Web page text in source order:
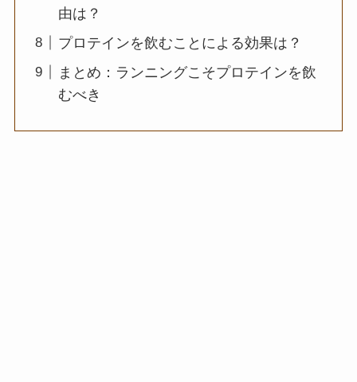
由は？
プロテインを飲むことによる効果は？
まとめ：ランニングこそプロテインを飲
むべき